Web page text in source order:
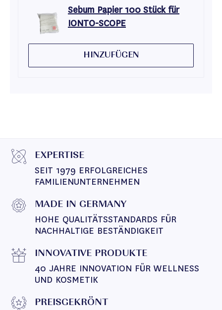
Sebum Papier 100 Stück für
IONTO-SCOPE
HINZUFÜGEN
EXPERTISE
SEIT 1979 ERFOLGREICHES
FAMILIENUNTERNEHMEN
MADE IN GERMANY
HOHE QUALITÄTSSTANDARDS FÜR
NACHHALTIGE BESTÄNDIGKEIT
INNOVATIVE PRODUKTE
40 JAHRE INNOVATION FÜR WELLNESS
UND KOSMETIK
PREISGEKRÖNT